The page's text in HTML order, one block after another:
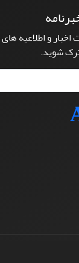
اخبار و اطلاعیه
شوید.